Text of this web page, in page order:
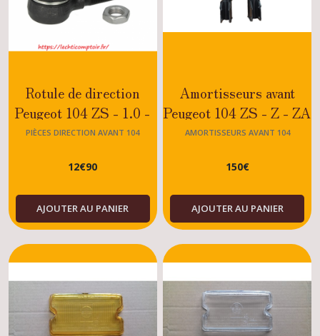
Rotule de direction
Peugeot 104 ZS - 1.0 -
1.1 - 1.2 - 1.4 - Tous
PIÈCES DIRECTION AVANT 104
12€90
AJOUTER AU PANIER
Amortisseurs avant
Peugeot 104 ZS - Z - ZA
- ZL - ZR - GLS - GL6
AMORTISSEURS AVANT 104
150€
AJOUTER AU PANIER